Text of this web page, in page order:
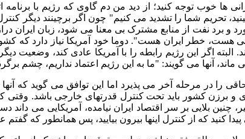
ها خوب توجه کنید؛ از دید من دم گاوی که رژیم با
تحریم شما را تشدید می کنیم" چون اگر برچینند دیگر
و برد نفت از منابع مشترک بی معنا می شود، زبان ایران دراز
هست، خطر ایران هست".دوما خود آمریکا نیاز دارد
.
البته اگر این رژیم رابطه را با آمریکا عادی کند،
آنها می گویند: "ما به این رژیم اعتماد نداریم، چشم
را در مرحله آخر می پذیرد اما این توافق می گوید که
و برزن کشور باید تحت کنترل قدرتهای خارجی باشد. وقتی
چنین بلایی بر سر اقتصاد ایران نیامده، آمریکایی می
کنید که از کنترل اینها بیرون بیایید، پس همانطور که